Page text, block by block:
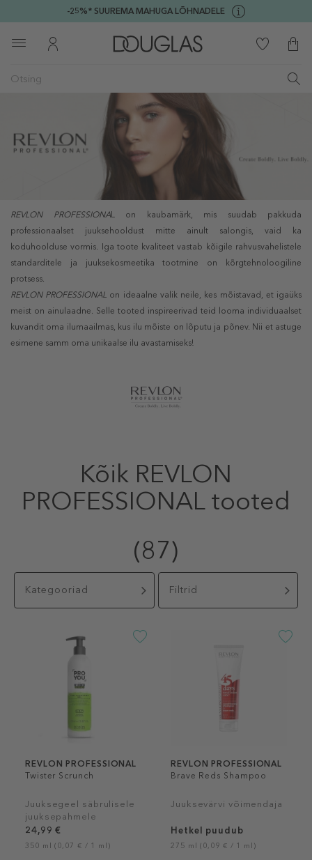
-25%* SUUREMA MAHUGA LÕHNADELE
REVLON PROFESSIONAL on kaubamärk, mis suudab pakkuda
professionaalset juuksehooldust mitte ainult salongis, vaid ka
koduhoolduse vormis. Iga toote kvaliteet vastab kõigile rahvusvahelistele
standarditele ja juuksekosmeetika tootmine on kõrgtehnoloogiline
protsess.
REVLON PROFESSIONAL on ideaalne valik neile, kes mõistavad, et igaüks
meist on ainulaadne. Selle tooted inspireerivad teid looma individuaalset
kuvandit oma ilumaailmas, kus ilu mõiste on lõputu ja põnev. Nii et astuge
esimene samm oma unikaalse ilu avastamiseks!
Kõik REVLON
PROFESSIONAL tooted
(87)
Kategooriad Filtrid
REVLON PROFESSIONAL
Twister Scrunch
Juuksegeel säbrulisele
juuksepahmele
24,99 €
350 ml (0,07 € / 1 ml)
REVLON PROFESSIONAL
Brave Reds Shampoo
Juuksevärvi võimendaja
Hetkel puudub
275 ml (0,09 € / 1 ml)